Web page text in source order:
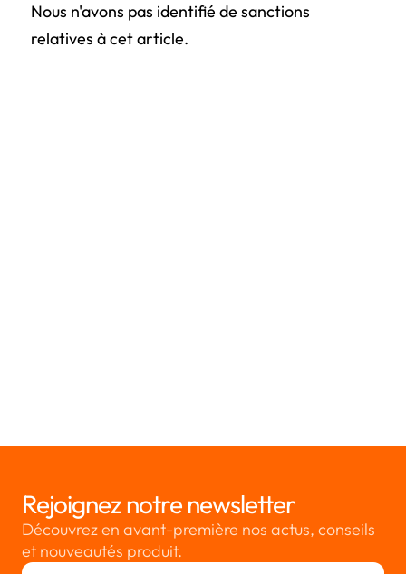
Nous n'avons pas identifié de sanctions
relatives à cet article.
Rejoignez notre newsletter
Découvrez en avant-première nos actus, conseils
et nouveautés produit.